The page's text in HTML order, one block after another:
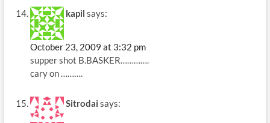
kapil says:
October 23, 2009 at 3:32 pm
supper shot B.BASKER………….
cary on ……….
Sitrodai says: